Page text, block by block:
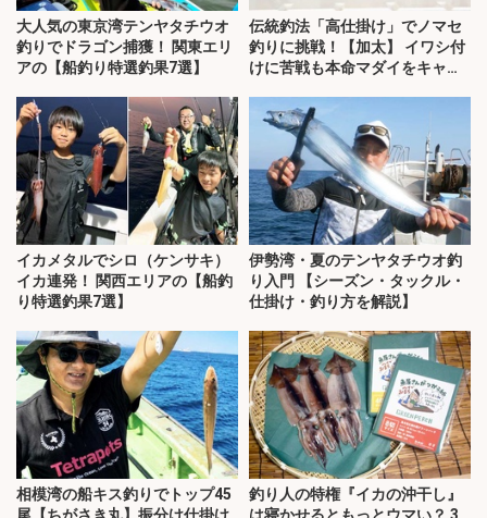
大人気の東京湾テンヤタチウオ
釣りでドラゴン捕獲！ 関東エリ
アの【船釣り特選釣果7選】
伝統釣法「高仕掛け」でノマセ
釣りに挑戦！【加太】 イワシ付
けに苦戦も本命マダイをキャッ
イカメタルでシロ（ケンサキ）
イカ連発！ 関西エリアの【船釣
り特選釣果7選】
伊勢湾・夏のテンヤタチウオ釣
り入門 【シーズン・タックル・
仕掛け・釣り方を解説】
相模湾の船キス釣りでトップ45
尾【ちがさき丸】振分け仕掛け
釣り人の特権『イカの沖干し』
は寝かせるともっとウマい？ 3